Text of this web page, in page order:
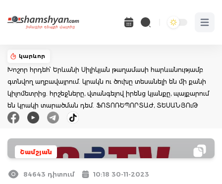
Open
կարևոր
Խոշոր հրդեհ՝ Երևանի Սիլիկյան թաղամասի հարևանությամբ
գտնվող աղբավայրում. կրակն ու ծուխը տեսանելի են մի քանի
կիլոմետրից. հրշեջները, վտանգելով իրենց կյանքը, պայքարում
են կրակի տարածման դեմ. ՖՈՏՈՌԵՊՈՐՏԱԺ, ՏԵՍԱՆՅՈւԹ
Շամշյան
84643 դիտում 10:18 30-11-2023